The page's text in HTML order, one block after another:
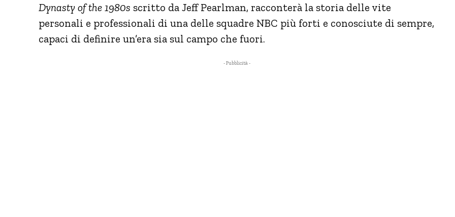
Dynasty of the 1980s scritto da Jeff Pearlman, racconterà la storia delle vite
personali e professionali di una delle squadre NBC più forti e conosciute di sempre,
capaci di definire un’era sia sul campo che fuori.
- Pubblicità -